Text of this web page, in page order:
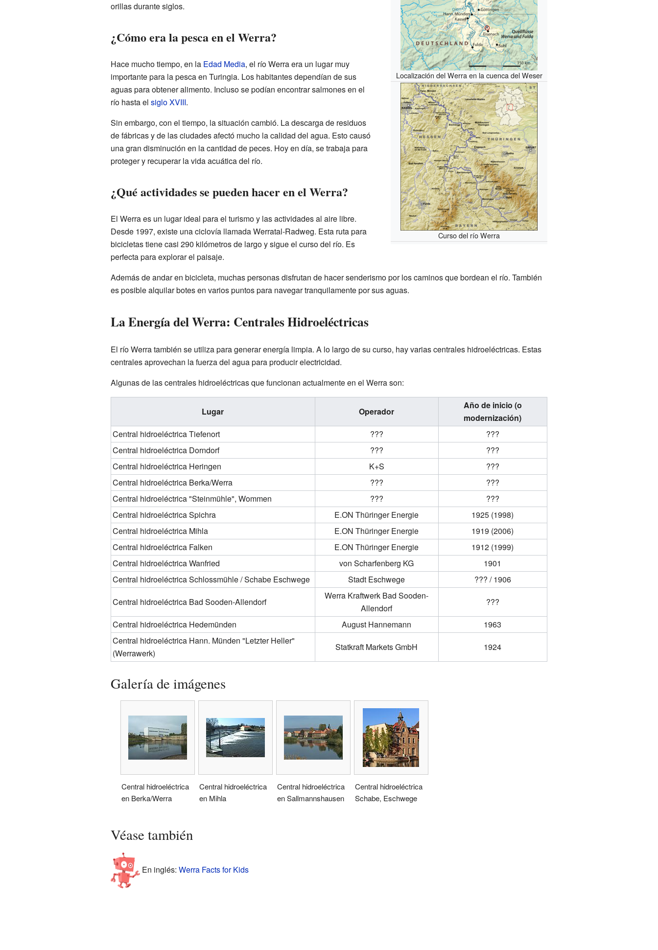
Localización del Werra en la cuenca del Weser
Curso del río Werra
orillas durante siglos.
¿Cómo era la pesca en el Werra?
Hace mucho tiempo, en la Edad Media, el río Werra era un lugar muy
importante para la pesca en Turingia. Los habitantes dependían de sus
aguas para obtener alimento. Incluso se podían encontrar salmones en el
río hasta el siglo XVIII.
Sin embargo, con el tiempo, la situación cambió. La descarga de residuos
de fábricas y de las ciudades afectó mucho la calidad del agua. Esto causó
una gran disminución en la cantidad de peces. Hoy en día, se trabaja para
proteger y recuperar la vida acuática del río.
¿Qué actividades se pueden hacer en el Werra?
El Werra es un lugar ideal para el turismo y las actividades al aire libre.
Desde 1997, existe una ciclovía llamada Werratal-Radweg. Esta ruta para
bicicletas tiene casi 290 kilómetros de largo y sigue el curso del río. Es
perfecta para explorar el paisaje.
Además de andar en bicicleta, muchas personas disfrutan de hacer senderismo por los caminos que bordean el río. También
es posible alquilar botes en varios puntos para navegar tranquilamente por sus aguas.
La Energía del Werra: Centrales Hidroeléctricas
El río Werra también se utiliza para generar energía limpia. A lo largo de su curso, hay varias centrales hidroeléctricas. Estas
centrales aprovechan la fuerza del agua para producir electricidad.
Algunas de las centrales hidroeléctricas que funcionan actualmente en el Werra son:
Lugar Operador
Año de inicio (o
modernización)
Central hidroeléctrica Tiefenort
???
???
Central hidroeléctrica Dorndorf
???
???
Central hidroeléctrica Heringen
K+S
???
Central hidroeléctrica Berka/Werra
???
???
Central hidroeléctrica "Steinmühle", Wommen
???
???
Central hidroeléctrica Spichra
E.ON Thüringer Energie
1925 (1998)
Central hidroeléctrica Mihla
E.ON Thüringer Energie
1919 (2006)
Central hidroeléctrica Falken
E.ON Thüringer Energie
1912 (1999)
Central hidroeléctrica Wanfried
von Scharfenberg KG
1901
Central hidroeléctrica Schlossmühle / Schabe Eschwege
Stadt Eschwege
??? / 1906
Central hidroeléctrica Bad Sooden-Allendorf
Werra Kraftwerk Bad Sooden-
Allendorf
???
Central hidroeléctrica Hedemünden
August Hannemann
1963
Central hidroeléctrica Hann. Münden "Letzter Heller"
(Werrawerk)
Statkraft Markets GmbH 1924
Galería de imágenes
Central hidroeléctrica
en Berka/Werra
Central hidroeléctrica
en Mihla
Central hidroeléctrica
en Sallmannshausen
Central hidroeléctrica
Schabe, Eschwege
Véase también
En inglés: Werra Facts for Kids